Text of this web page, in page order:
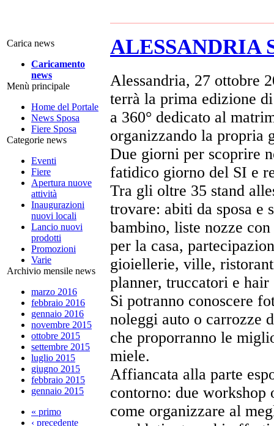
Carica news
Caricamento
news
Menù principale
Home del Portale
News Sposa
Fiere Sposa
Categorie news
Eventi
Fiere
Apertura nuove
attività
Inaugurazioni
nuovi locali
Lancio nuovi
prodotti
Promozioni
Varie
Archivio mensile news
marzo 2016
febbraio 2016
gennaio 2016
novembre 2015
ottobre 2015
settembre 2015
luglio 2015
giugno 2015
febbraio 2015
gennaio 2015
« primo
‹ precedente
ALESSANDRIA
Alessandria, 27 ottobre
terrà la prima edizione
a 360° dedicato al
organizzando la propria
Due giorni per scoprire
fatidico giorno del SI e
Tra gli oltre 35 stand
trovare: abiti da sposa e
bambino, liste nozze
per la casa,
gioiellerie, ville,
planner, truccatori e
Si potranno conoscere
noleggi auto o carrozze
che proporranno le
miele.
Affiancata alla parte
contorno: due workshop
come organizzare al